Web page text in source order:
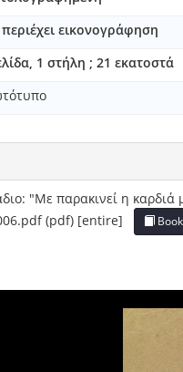
πρώτο ψυχοσάββατο : ωδή
μία σέρνει ο μήνας
περί του ιδιοκτήτου
ποιηθείσα εις τον
Δίφυλλα ή με λίγα φύλλα
Διάφορα τεκμήρια
Μαρίνος Αντύπας
λεύκωμα
μεγάλων διαστάσεων
εικονογράφηση
1 στήλη ; 21 εκατοστά
"Με παρακινεί η καρδιά
(pdf) [entire]